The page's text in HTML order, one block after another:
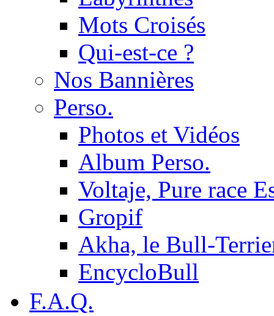
Mots Croisés
Qui-est-ce ?
Nos Bannières
Perso.
Photos et Vidéos
Album Perso.
Voltaje, Pure race
Gropif
Akha, le Bull-
EncycloBull
F.A.Q.